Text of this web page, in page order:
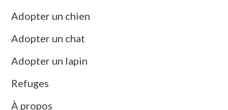
Adopter un chien
Adopter un chat
Adopter un lapin
Refuges
À propos